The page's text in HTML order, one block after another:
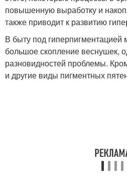
повышенную выработку и
также приводит к развитию
В быту под гиперпигментацией
большое скопление веснушек,
разновидностей проблемы.
и другие виды пигментных